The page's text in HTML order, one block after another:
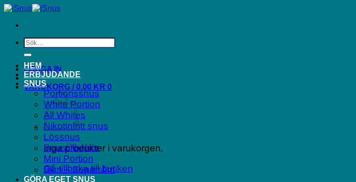
Skip
content
Sök
efter:
LOGGA IN
VARUKORG /0.00 KR 0
Inga produkter i varukorgen.
Gå tillbaka till butiken
HEM
ERBJUDANDE
SNUS
Portionssnus
White Portion
All Whites
Nikotinfritt snus
Lössnus
Snustillbehör
Mini Portion
Slim – Superslim
GÖRA EGET SNUS